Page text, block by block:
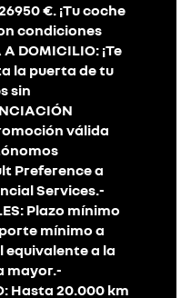
€. ¡Tu coche
condiciones
DOMICILIO: ¡Te
la puerta de tu
sin
válida
Preference a
Services.-
Plazo mínimo
mínimo a
equivalente a la
mayor.-
Hasta 20.000 km